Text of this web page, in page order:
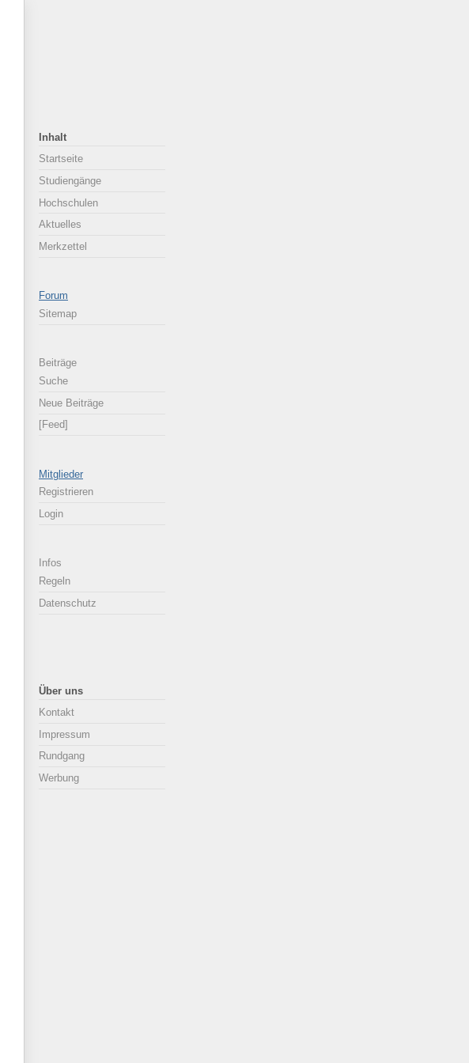
Inhalt
Startseite
Studiengänge
Hochschulen
Aktuelles
Merkzettel
Forum
Sitemap
Beiträge
Suche
Neue Beiträge
[Feed]
Mitglieder
Registrieren
Login
Infos
Regeln
Datenschutz
Über uns
Kontakt
Impressum
Rundgang
Werbung